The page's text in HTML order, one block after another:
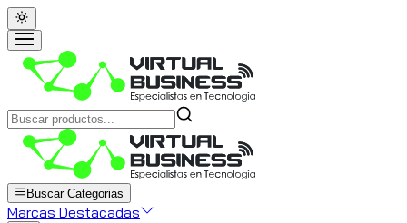
Buscar Categorias
Marcas Destacadas